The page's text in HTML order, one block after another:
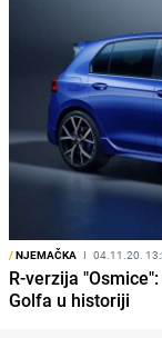
/NJEMAČKA I 04.11.20.
R-verzija
Golfa u historiji